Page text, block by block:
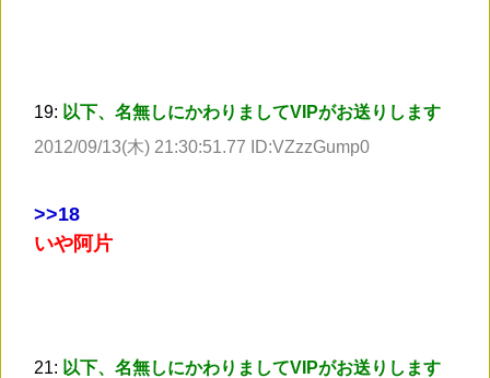
19: 以下、名無しにかわりましてVIPがお送りします
2012/09/13(木) 21:30:51.77 ID:VZzzGump0
>>18
いや阿片
21: 以下、名無しにかわりましてVIPがお送りします